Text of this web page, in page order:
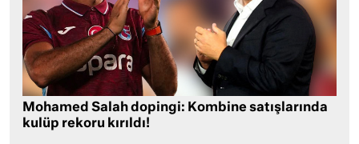
Mohamed Salah dopingi: Kombine satışlarında
kulüp rekoru kırıldı!